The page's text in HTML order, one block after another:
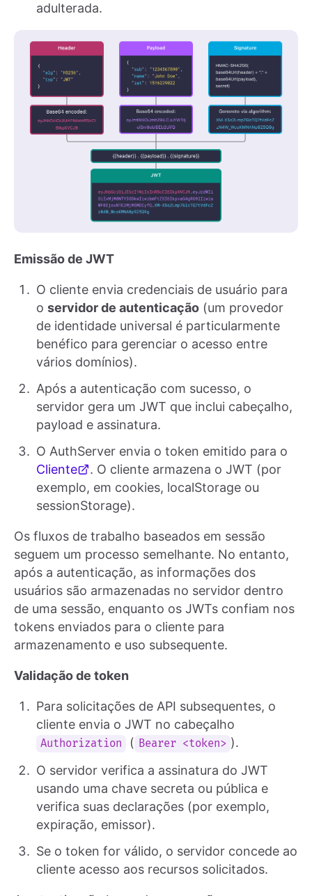
adulterada.
Emissão de JWT
O cliente envia credenciais de usuário para
o servidor de autenticação (um provedor
de identidade universal é particularmente
benéfico para gerenciar o acesso entre
vários domínios).
Após a autenticação com sucesso, o
servidor gera um JWT que inclui cabeçalho,
payload e assinatura.
O AuthServer envia o token emitido para o
Cliente
. O cliente armazena o JWT (por
exemplo, em cookies, localStorage ou
sessionStorage).
Os fluxos de trabalho baseados em sessão
seguem um processo semelhante. No entanto,
após a autenticação, as informações dos
usuários são armazenadas no servidor dentro
de uma sessão, enquanto os JWTs confiam nos
tokens enviados para o cliente para
armazenamento e uso subsequente.
Validação de token
Para solicitações de API subsequentes, o
cliente envia o JWT no cabeçalho
Authorization ( Bearer <token> ).
O servidor verifica a assinatura do JWT
usando uma chave secreta ou pública e
verifica suas declarações (por exemplo,
expiração, emissor).
Se o token for válido, o servidor concede ao
cliente acesso aos recursos solicitados.